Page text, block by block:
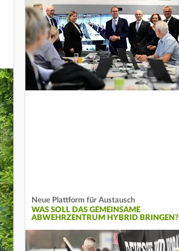
Neue Plattform für Austausch
WAS SOLL DAS GEMEINSAME
ABWEHRZENTRUM HYBRID BRINGEN?